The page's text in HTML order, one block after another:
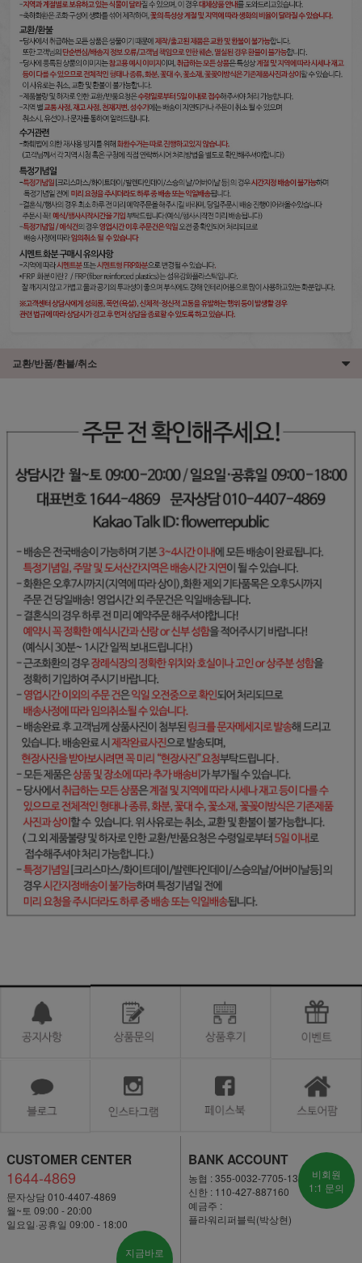
교환/반품/환불/취소
CUSTOMER CENTER
1644-4869
문자상담 010-4407-4869
월~토 09:00 - 20:00
일요일·공휴일 09:00 - 18:00
지금바로
BANK ACCOUNT
농협 : 355-0032-7705-13
신한 : 110-427-887160
예금주 :
플라워리퍼블릭(박상현)
비회원
1:1 문의